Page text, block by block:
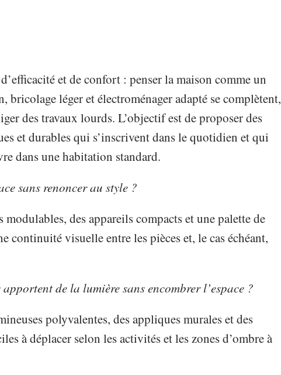
et de confort : penser la maison comme un
bricolage léger et électroménager adapté se complètent,
des travaux lourds. L’objectif est de proposer des
et durables qui s’inscrivent dans le quotidien et qui
dans une habitation standard.
sans renoncer au style ?
des appareils compacts et une palette de
continuité visuelle entre les pièces et, le cas échéant,
de la lumière sans encombrer l’espace ?
polyvalentes, des appliques murales et des
à déplacer selon les activités et les zones d’ombre à